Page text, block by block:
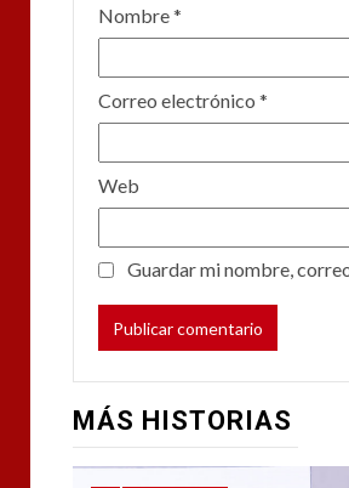
Nombre*
Correo electrónico *
Web
Guardar mi nombre,
MÁS HISTORIAS